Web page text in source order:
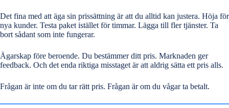
Det fina med att äga sin prissättning är att du alltid kan justera. Höja för
nya kunder. Testa paket istället för timmar. Lägga till fler tjänster. Ta
bort sådant som inte fungerar.
Ägarskap före beroende. Du bestämmer ditt pris. Marknaden ger
feedback. Och det enda riktiga misstaget är att aldrig sätta ett pris alls.
Frågan är inte om du tar rätt pris. Frågan är om du vågar ta betalt.